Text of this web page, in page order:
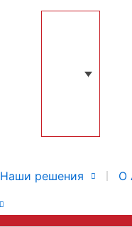
Наши решения О